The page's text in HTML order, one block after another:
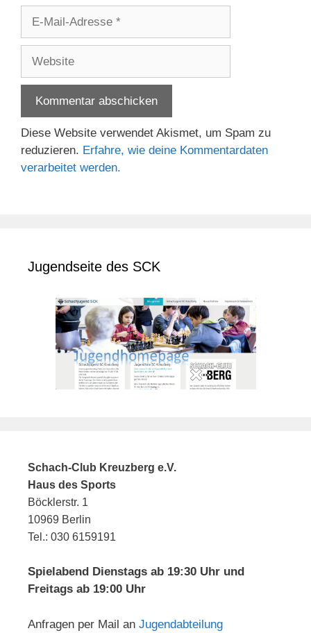
Adresse
Diese Website verwendet Akismet, um Spam zu
reduzieren. Erfahre, wie deine Kommentardaten
verarbeitet werden.
Jugendseite des SCK
Schach-Club Kreuzberg e.V.
Haus des Sports
Böcklerstr. 1
10969 Berlin
Tel.: 030 6159191
Spielabend Dienstags ab 19:30 Uhr und
Freitags ab 19:00 Uhr
Anfragen per Mail an Jugendabteilung